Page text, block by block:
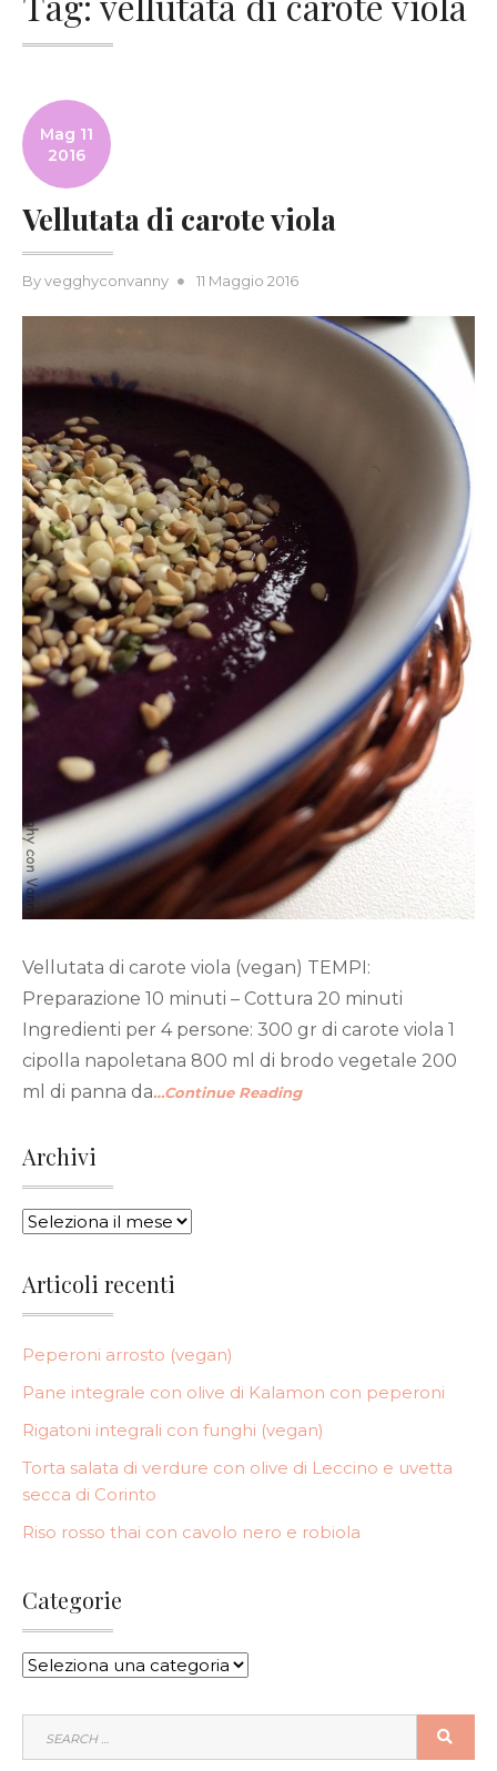
Mag 11
2016
Vellutata di carote viola
Byvegghyconvanny
Posted
11 Maggio 2016
Vellutata di carote viola (vegan) TEMPI:
Preparazione 10 minuti – Cottura 20 minuti
Ingredienti per 4 persone: 300 gr di carote viola 1
cipolla napoletana 800 ml di brodo vegetale 200
ml di panna da…Continue Reading
Archivi
ARCHIVI
Articoli recenti
Peperoni arrosto (vegan)
Pane integrale con olive di Kalamon con peperoni
Rigatoni integrali con funghi (vegan)
Torta salata di verdure con olive di Leccino e uvetta
secca di Corinto
Riso rosso thai con cavolo nero e robiola
Categorie
CATEGORIE